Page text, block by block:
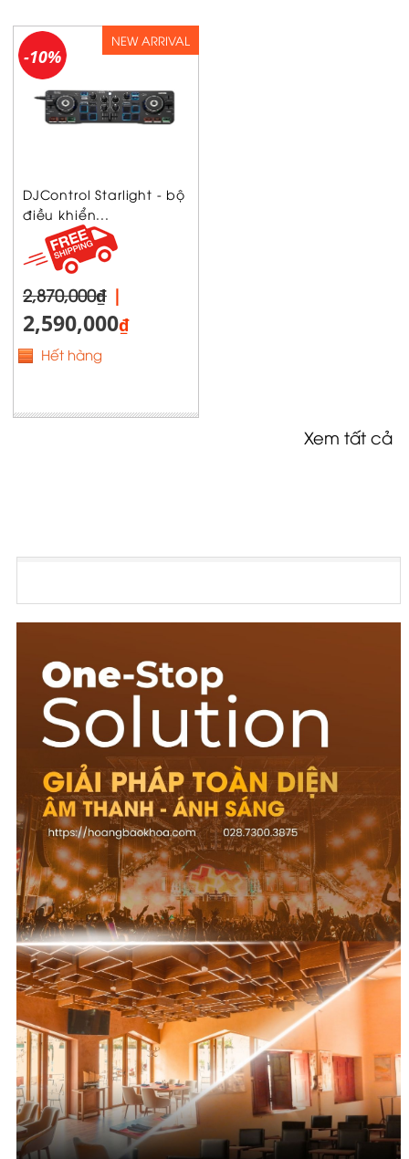
DJControl Starlight - bộ
điều khiển...
2,870,000₫|
2,590,000₫
Hết hàng
-10%
NEW ARRIVAL
Xem tất cả